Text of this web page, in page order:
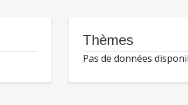
Thèmes
Pas de données